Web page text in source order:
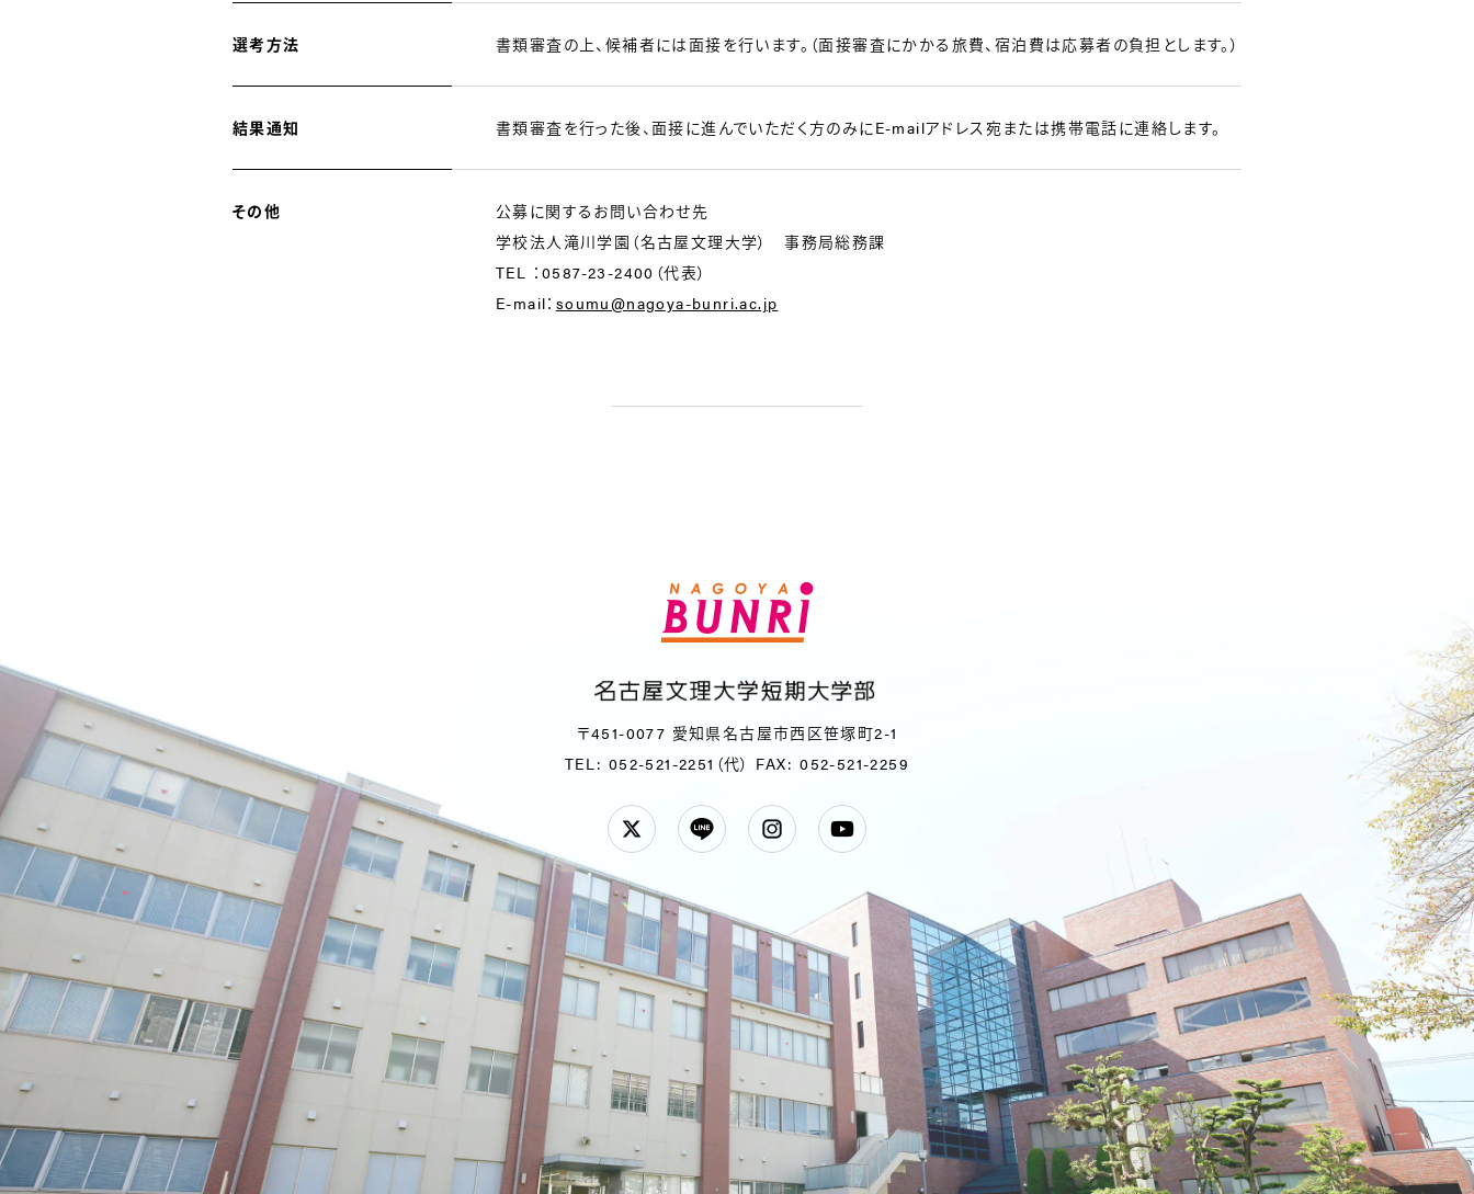
選考方法 書類審査の上、候補者には面接を行います。（面接審査にかかる旅費、宿泊費は応募者の負担とします。）
結果通知 書類審査を行った後、面接に進んでいただく方のみにE-mailアドレス宛または携帯電話に連絡します。
その他
公募に関するお問い合わせ先
学校法人滝川学園（名古屋文理大学） 事務局総務課
TEL ：0587-23-2400（代表）
E-mail： soumu@nagoya-bunri.ac.jp
〒451-0077 愛知県名古屋市西区笹塚町2-1
TEL: 052-521-2251（代） FAX: 052-521-2259
Twitter